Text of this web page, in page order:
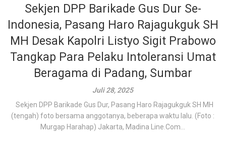
Sekjen DPP Barikade Gus Dur Se-
Indonesia, Pasang Haro Rajagukguk SH
MH Desak Kapolri Listyo Sigit Prabowo
Tangkap Para Pelaku Intoleransi Umat
Beragama di Padang, Sumbar
Juli 28, 2025
Sekjen DPP Barikade Gus Dur, Pasang Haro Rajagukguk SH MH
(tengah) foto bersama anggotanya, beberapa waktu lalu. (Foto :
Murgap Harahap) Jakarta, Madina Line.Com...